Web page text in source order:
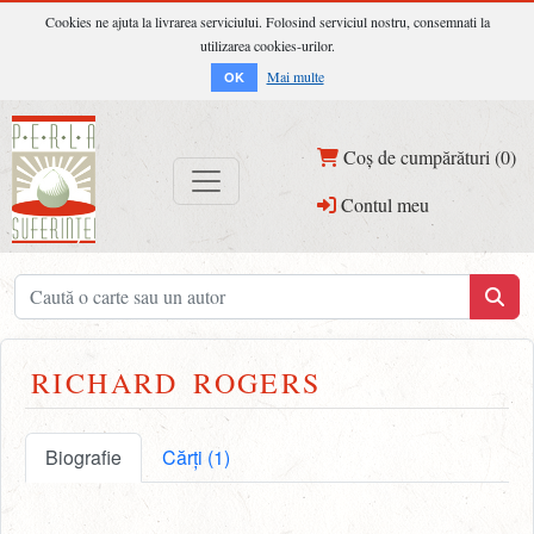
Cookies ne ajuta la livrarea serviciului. Folosind serviciul nostru, consemnati la
utilizarea cookies-urilor.
OK Mai multe
Coș de cumpărături (0)
Contul meu
RICHARD ROGERS
Biografie Cărți (1)